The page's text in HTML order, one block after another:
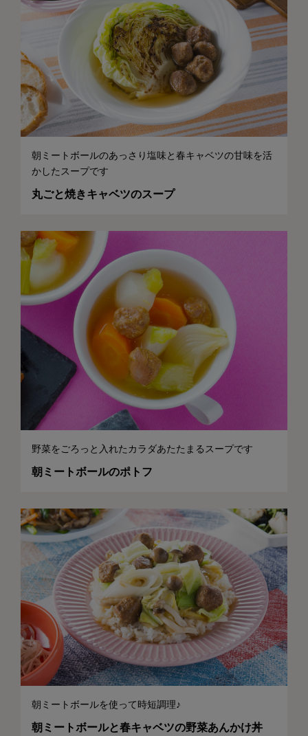
朝ミートボールのあっさり塩味と春キャベツの甘味を活
かしたスープです
丸ごと焼きキャベツのスープ
野菜をごろっと入れたカラダあたたまるスープです
朝ミートボールのポトフ
朝ミートボールを使って時短調理♪
朝ミートボールと春キャベツの野菜あんかけ丼